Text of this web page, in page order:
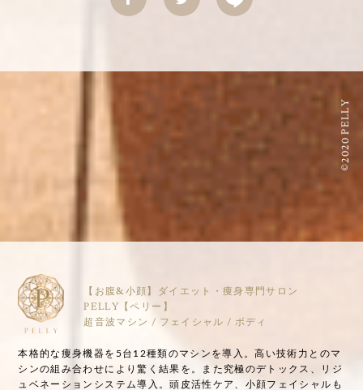
©2020 PELLY
【お腹&小顔】ダイエット・痩身専門サロン
PELLY【ペリー】
超音波マシン / フェイシャル / ボディ
本格的な痩身機器を5台12種類のマシンを導入。高い技術力とのマ
シンの組み合わせにより驚く結果を。また究極のデトックス、リジ
ュベネーションシステム導入。頭皮活性ケア、小顔フェイシャルも